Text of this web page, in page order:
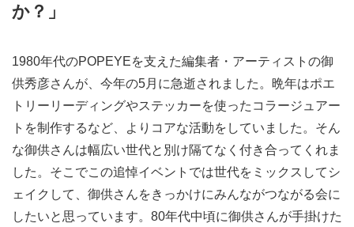
か？」
1980年代のPOPEYEを支えた編集者・アーティストの御
供秀彦さんが、今年の5月に急逝されました。晩年はポエ
トリーリーディングやステッカーを使ったコラージュアー
トを制作するなど、よりコアな活動をしていました。そん
な御供さんは幅広い世代と別け隔てなく付き合ってくれま
した。そこでこの追悼イベントでは世代をミックスしてシ
ェイクして、御供さんをきっかけにみんながつながる会に
したいと思っています。80年代中頃に御供さんが手掛けた